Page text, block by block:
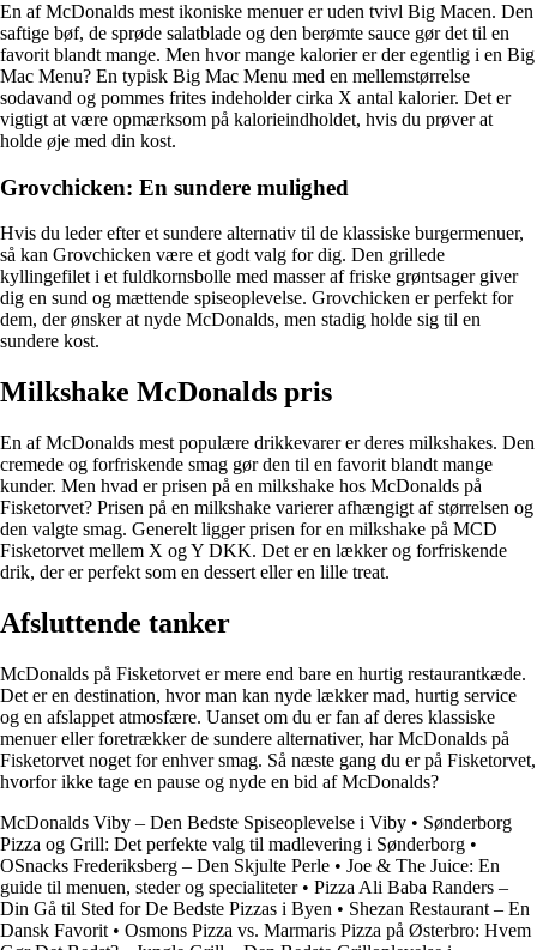
En af McDonalds mest ikoniske menuer er uden tvivl Big Macen. Den
saftige bøf, de sprøde salatblade og den berømte sauce gør det til en
favorit blandt mange. Men hvor mange kalorier er der egentlig i en Big
Mac Menu? En typisk Big Mac Menu med en mellemstørrelse
sodavand og pommes frites indeholder cirka X antal kalorier. Det er
vigtigt at være opmærksom på kalorieindholdet, hvis du prøver at
holde øje med din kost.
Grovchicken: En sundere mulighed
Hvis du leder efter et sundere alternativ til de klassiske burgermenuer,
så kan Grovchicken være et godt valg for dig. Den grillede
kyllingefilet i et fuldkornsbolle med masser af friske grøntsager giver
dig en sund og mættende spiseoplevelse. Grovchicken er perfekt for
dem, der ønsker at nyde McDonalds, men stadig holde sig til en
sundere kost.
Milkshake McDonalds pris
En af McDonalds mest populære drikkevarer er deres milkshakes. Den
cremede og forfriskende smag gør den til en favorit blandt mange
kunder. Men hvad er prisen på en milkshake hos McDonalds på
Fisketorvet? Prisen på en milkshake varierer afhængigt af størrelsen og
den valgte smag. Generelt ligger prisen for en milkshake på MCD
Fisketorvet mellem X og Y DKK. Det er en lækker og forfriskende
drik, der er perfekt som en dessert eller en lille treat.
Afsluttende tanker
McDonalds på Fisketorvet er mere end bare en hurtig restaurantkæde.
Det er en destination, hvor man kan nyde lækker mad, hurtig service
og en afslappet atmosfære. Uanset om du er fan af deres klassiske
menuer eller foretrækker de sundere alternativer, har McDonalds på
Fisketorvet noget for enhver smag. Så næste gang du er på Fisketorvet,
hvorfor ikke tage en pause og nyde en bid af McDonalds?
McDonalds Viby – Den Bedste Spiseoplevelse i Viby • Sønderborg
Pizza og Grill: Det perfekte valg til madlevering i Sønderborg •
OSnacks Frederiksberg – Den Skjulte Perle • Joe & The Juice: En
guide til menuen, steder og specialiteter• Pizza Ali Baba Randers –
Din Gå til Sted for De Bedste Pizzas i Byen • Shezan Restaurant – En
Dansk Favorit • Osmons Pizza vs. Marmaris Pizza på Østerbro: Hvem